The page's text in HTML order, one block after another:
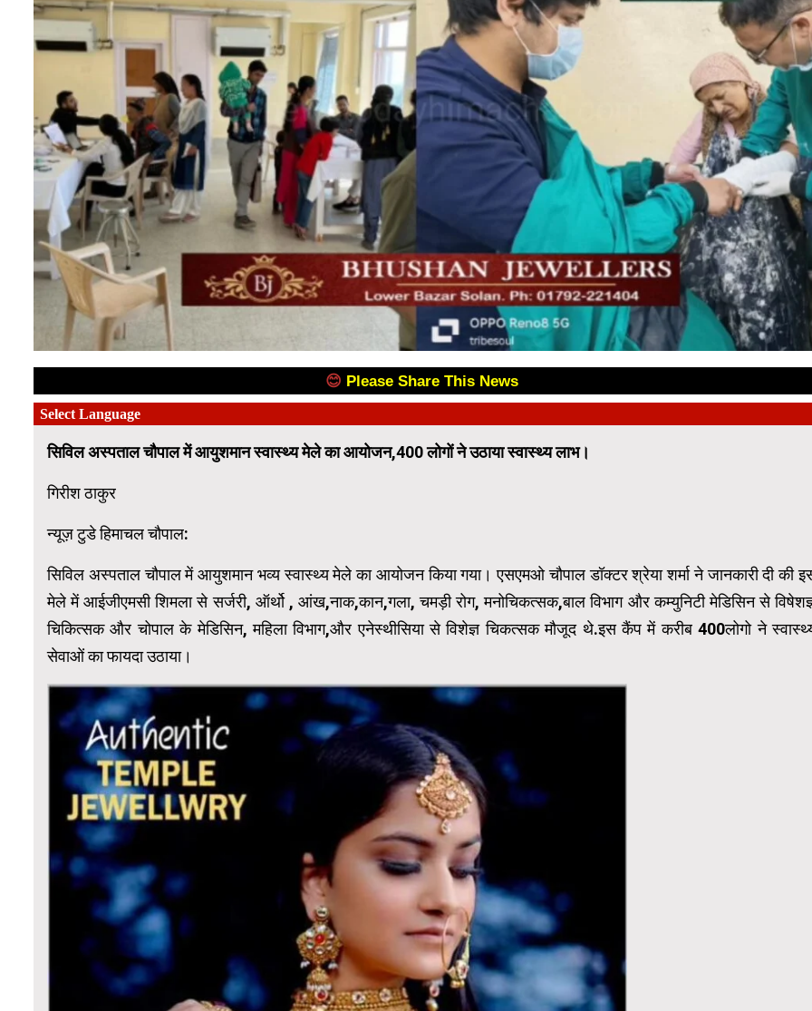
😊 Please Share This News
सिविल अस्पताल चौपाल में आयुशमान स्वास्थ्य मेले का आयोजन,400 लोगों ने उठाया स्वास्थ्य लाभ।
गिरीश ठाकुर
न्यूज़ टुडे हिमाचल चौपाल:
सिविल अस्पताल चौपाल में आयुशमान भव्य स्वास्थ्य मेले का आयोजन किया गया। एसएमओ चौपाल डॉक्टर श्रेया शर्मा ने जानकारी दी की
मेले में आईजीएमसी शिमला से सर्जरी, ऑर्थो , आंख,नाक,कान,गला, चमड़ी रोग, मनोचिकत्सक,बाल विभाग और कम्युनिटी मेडिसिन से
चिकित्सक और चोपाल के मेडिसिन, महिला विभाग,और एनेस्थीसिया से विशेज्ञ चिकत्सक मौजूद थे.इस कैंप में करीब 400लोगो ने
सेवाओं का फायदा उठाया।